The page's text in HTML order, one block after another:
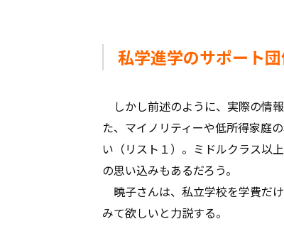
私学進学のサポート
しかし前述のように、実際の情
た、マイノリティーや低所得家庭
い（リスト１）。ミドルクラス以
の思い込みもあるだろう。
曉子さんは、私立学校を学費だ
みて欲しいと力説する。